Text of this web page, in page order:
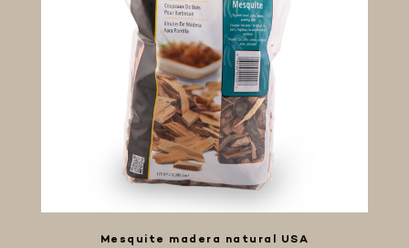
MASA MADRE
HARINAS ITALIANAS
HARINAS ARGENTINAS
CAFETERAS Y AFINES
BARBACOAS
KAMADOS
Mesquite madera natural USA